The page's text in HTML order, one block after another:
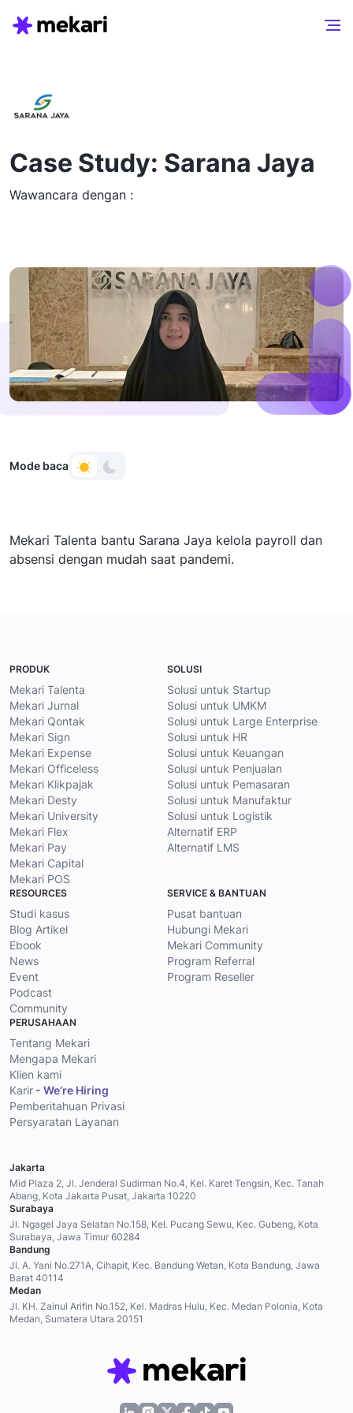
Case Study: Sarana Jaya
Wawancara dengan :
Mode baca
Mekari Talenta bantu Sarana Jaya kelola payroll dan
absensi dengan mudah saat pandemi.
PRODUK
Mekari Talenta
Mekari Jurnal
Mekari Qontak
Mekari Sign
Mekari Expense
Mekari Officeless
Mekari Klikpajak
Mekari Desty
Mekari University
Mekari Flex
Mekari Pay
Mekari Capital
Mekari POS
SOLUSI
Solusi untuk Startup
Solusi untuk UMKM
Solusi untuk Large Enterprise
Solusi untuk HR
Solusi untuk Keuangan
Solusi untuk Penjualan
Solusi untuk Pemasaran
Solusi untuk Manufaktur
Solusi untuk Logistik
Alternatif ERP
Alternatif LMS
RESOURCES
Studi kasus
Blog Artikel
Ebook
News
Event
Podcast
Community
SERVICE & BANTUAN
Pusat bantuan
Hubungi Mekari
Mekari Community
Program Referral
Program Reseller
PERUSAHAAN
Tentang Mekari
Mengapa Mekari
Klien kami
Karir - We’re Hiring
Pemberitahuan Privasi
Persyaratan Layanan
Jakarta
Mid Plaza 2, Jl. Jenderal Sudirman No.4, Kel. Karet Tengsin, Kec. Tanah
Abang, Kota Jakarta Pusat, Jakarta 10220
Surabaya
Jl. Ngagel Jaya Selatan No.158, Kel. Pucang Sewu, Kec. Gubeng, Kota
Surabaya, Jawa Timur 60284
Bandung
Jl. A. Yani No.271A, Cihapit, Kec. Bandung Wetan, Kota Bandung, Jawa
Barat 40114
Medan
Jl. KH. Zainul Arifin No.152, Kel. Madras Hulu, Kec. Medan Polonia, Kota
Medan, Sumatera Utara 20151